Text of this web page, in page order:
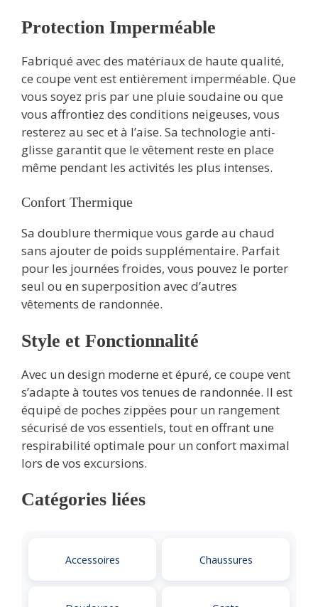
Protection Imperméable
Fabriqué avec des matériaux de haute qualité,
ce coupe vent est entièrement imperméable. Que
vous soyez pris par une pluie soudaine ou que
vous affrontiez des conditions neigeuses, vous
resterez au sec et à l’aise. Sa technologie anti-
glisse garantit que le vêtement reste en place
même pendant les activités les plus intenses.
Confort Thermique
Sa doublure thermique vous garde au chaud
sans ajouter de poids supplémentaire. Parfait
pour les journées froides, vous pouvez le porter
seul ou en superposition avec d’autres
vêtements de randonnée.
Style et Fonctionnalité
Avec un design moderne et épuré, ce coupe vent
s’adapte à toutes vos tenues de randonnée. Il est
équipé de poches zippées pour un rangement
sécurisé de vos essentiels, tout en offrant une
respirabilité optimale pour un confort maximal
lors de vos excursions.
Catégories liées
Accessoires Chaussures